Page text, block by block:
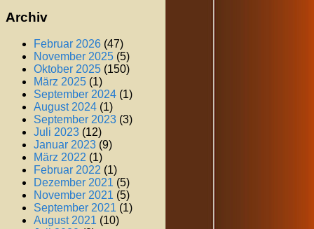
Archiv
Februar 2026 (47)
November 2025 (5)
Oktober 2025 (150)
März 2025 (1)
September 2024 (1)
August 2024 (1)
September 2023 (3)
Juli 2023 (12)
Januar 2023 (9)
März 2022 (1)
Februar 2022 (1)
Dezember 2021 (5)
November 2021 (5)
September 2021 (1)
August 2021 (10)